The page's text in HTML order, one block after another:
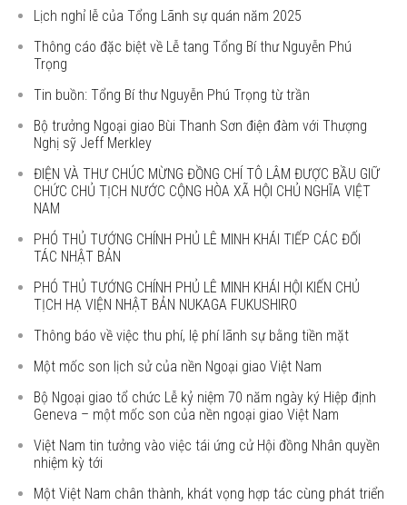
Lịch nghỉ lễ của Tổng Lãnh sự quán năm 2025
Thông cáo đặc biệt về Lễ tang Tổng Bí thư Nguyễn Phú
Trọng
Tin buồn: Tổng Bí thư Nguyễn Phú Trọng từ trần
Bộ trưởng Ngoại giao Bùi Thanh Sơn điện đàm với Thượng
Nghị sỹ Jeff Merkley
ĐIỆN VÀ THƯ CHÚC MỪNG ĐỒNG CHÍ TÔ LÂM ĐƯỢC BẦU GIỮ
CHỨC CHỦ TỊCH NƯỚC CỘNG HÒA XÃ HỘI CHỦ NGHĨA VIỆT
NAM
PHÓ THỦ TƯỚNG CHÍNH PHỦ LÊ MINH KHÁI TIẾP CÁC ĐỐI
TÁC NHẬT BẢN
PHÓ THỦ TƯỚNG CHÍNH PHỦ LÊ MINH KHÁI HỘI KIẾN CHỦ
TỊCH HẠ VIỆN NHẬT BẢN NUKAGA FUKUSHIRO
Thông báo về việc thu phí, lệ phí lãnh sự bằng tiền mặt
Một mốc son lịch sử của nền Ngoại giao Việt Nam
Bộ Ngoại giao tổ chức Lễ kỷ niệm 70 năm ngày ký Hiệp định
Geneva – một mốc son của nền ngoại giao Việt Nam
Việt Nam tin tưởng vào việc tái ứng cử Hội đồng Nhân quyền
nhiệm kỳ tới
Một Việt Nam chân thành, khát vọng hợp tác cùng phát triển